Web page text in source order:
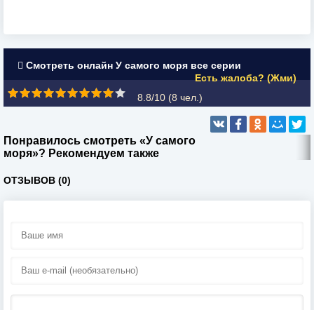
Смотреть онлайн У самого моря все серии
Есть жалоба? (Жми)
8.8/10 (8 чел.)
Понравилось смотреть «У самого
моря»? Рекомендуем также
ОТЗЫВОВ (0)